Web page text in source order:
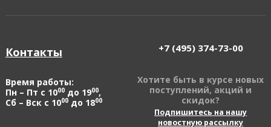
Контакты
Время работы:
Пн – Пт с 1000до 1900,
Сб – Вск с 1000до 1800
+7 (495) 374-73-00
Хотите быть в курсе новых
поступлений, акций и
скидок?
Подпишитесь на нашу
новостную рассылку